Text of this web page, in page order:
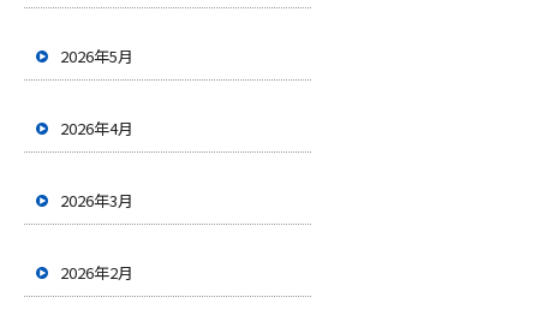
2026年5月
2026年4月
2026年3月
2026年2月